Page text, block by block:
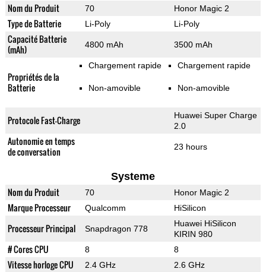
Nom du Produit 70 Honor Magic 2
Type de Batterie Li-Poly Li-Poly
Capacité Batterie
(mAh)
4800 mAh 3500 mAh
Propriétés de la
Batterie
Chargement rapide
Non-amovible
Chargement rapide
Non-amovible
Protocole Fast-Charge
Huawei Super Charge
2.0
Autonomie en temps
de conversation
23 hours
Systeme
Nom du Produit 70 Honor Magic 2
Marque Processeur Qualcomm HiSilicon
Processeur Principal Snapdragon 778
Huawei HiSilicon
KIRIN 980
# Cores CPU 8 8
Vitesse horloge CPU 2.4 GHz 2.6 GHz